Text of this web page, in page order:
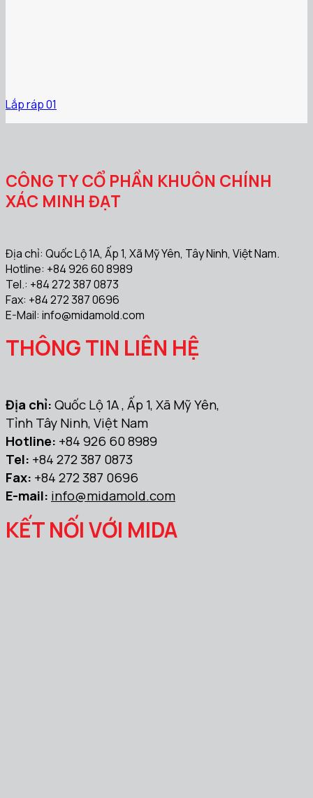
Lắp ráp 01
CÔNG TY CỔ PHẦN KHUÔN CHÍNH
XÁC MINH ĐẠT
Địa chỉ: Quốc Lộ 1A, Ấp 1, Xã Mỹ Yên, Tây Ninh, Việt Nam.
Hotline: +84 926 60 8989
Tel.: +84 272 387 0873
Fax: +84 272 387 0696
E-Mail: info@midamold.com
THÔNG TIN LIÊN HỆ
Địa chỉ:Quốc Lộ 1A , Ấp 1, Xã Mỹ Yên,
Tỉnh Tây Ninh, Việt Nam
Hotline: +84 926 60 8989
Tel: +84 272 387 0873
Fax: +84 272 387 0696
E-mail: info@midamold.com
KẾT NỐI VỚI MIDA